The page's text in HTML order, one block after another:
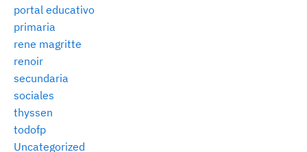
portal educativo
primaria
rene magritte
renoir
secundaria
sociales
thyssen
todofp
Uncategorized